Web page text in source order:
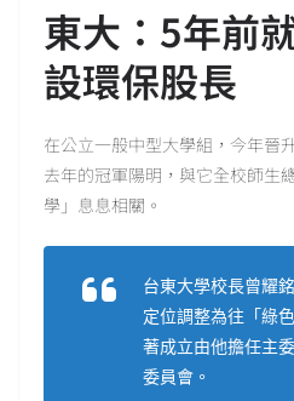
東大：5年前
設環保股長
在公立一般中型大學組，今年晉
去年的冠軍陽明，與它全校師生
學」息息相關。
台東大學校長曾耀
定位調整為往「綠
著成立由他擔任主
委員會。